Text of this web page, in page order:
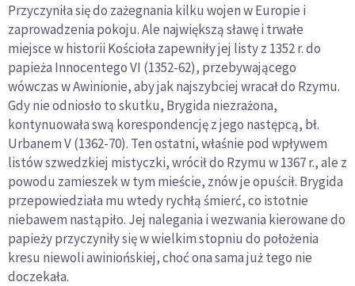
Przyczyniła się do zażegnania kilku wojen w Europie i
zaprowadzenia pokoju. Ale największą sławę i trwałe
miejsce w historii Kościoła zapewniły jej listy z 1352 r. do
papieża Innocentego VI (1352-62), przebywającego
wówczas w Awinionie, aby jak najszybciej wracał do Rzymu.
Gdy nie odniosło to skutku, Brygida niezrażona,
kontynuowała swą korespondencję z jego następcą, bł.
Urbanem V (1362-70). Ten ostatni, właśnie pod wpływem
listów szwedzkiej mistyczki, wrócił do Rzymu w 1367 r., ale z
powodu zamieszek w tym mieście, znów je opuścił. Brygida
przepowiedziała mu wtedy rychłą śmierć, co istotnie
niebawem nastąpiło. Jej nalegania i wezwania kierowane do
papieży przyczyniły się w wielkim stopniu do położenia
kresu niewoli awiniońskiej, choć ona sama już tego nie
doczekała.